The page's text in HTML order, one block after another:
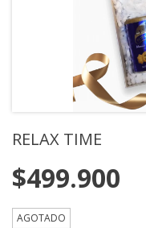
RELAX TIME
$499.900
AGOTADO